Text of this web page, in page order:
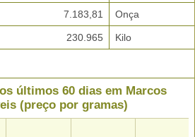
7.183,81 Onça
230.965 Kilo
últimos 60 dias em Marcos
(preço por gramas)